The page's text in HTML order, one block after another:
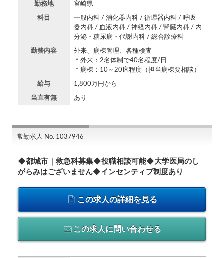
勤務地 宮崎県
科目
一般内科 / 消化器内科 / 循環器内科 / 呼吸
器内科 / 血液内科 / 神経内科 / 腎臓内科 / 内
分泌・糖尿病・代謝内科 / 総合診療科
勤務内容
外来、病棟管理、各種検査
＊外来：2名体制で40名程度/日
＊病棟：10～20床程度（担当病棟要相談）
給与 1,800万円から
当直有無 あり
常勤求人 No. 1037946
◆都城市｜救急科募集◆役職相談可能◆大学医局のし
がらみはございません◆インセンティブ制度あり
この求人の詳細を見る
この求人に問い合わせる